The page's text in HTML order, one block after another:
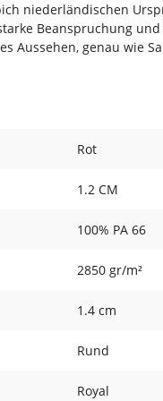
niederländischen
Beanspruchung
Aussehen, genau wie
Rot
1.2 CM
100% PA 66
2850 gr/m²
1.4 cm
Rund
Royal